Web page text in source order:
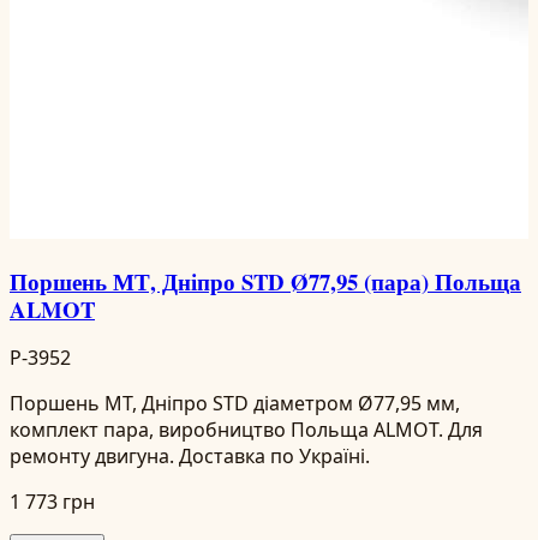
Поршень МТ, Дніпро STD Ø77,95 (пара) Польща
ALMOT
P-3952
Поршень МТ, Дніпро STD діаметром Ø77,95 мм,
комплект пара, виробництво Польща ALMOT. Для
ремонту двигуна. Доставка по Україні.
1 773 грн